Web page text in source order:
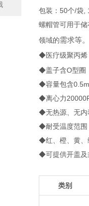
包装：50个/袋,
螺帽管可用于
领域的需求等。
◆医疗级聚丙烯
◆盖子含O型圈
◆容量包含
◆离心力
◆无热源、无内
◆耐受温度范
◆红、橙、黄、
◆可提供开盖及
类别